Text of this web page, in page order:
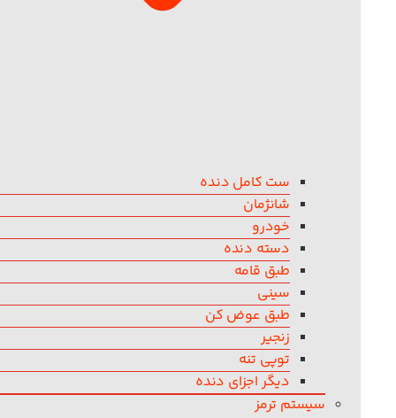
ست کامل دنده
شانژمان
خودرو
دسته دنده
طبق قامه
سینی
طبق عوض کن
زنجیر
توپی تنه
دیگر اجزای دنده
سیستم ترمز